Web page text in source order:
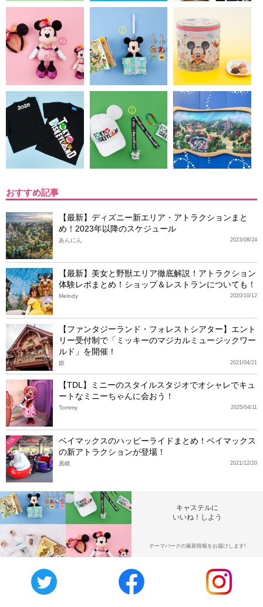
おすすめ記事
【最新】ディズニー新エリア・アトラクションまと
め！2023年以降のスケジュール
2023/08/24
あんにん
【最新】美女と野獣エリア徹底解説！アトラクション
体験レポまとめ！ショップ＆レストランについても！
2020/10/12
Melody
【ファンタジーランド・フォレストシアター】エント
リー受付制で「ミッキーのマジカルミュージックワー
ルド」を開催！
2021/04/21
姫
【TDL】ミニーのスタイルスタジオでオシャレでキュ
ートなミニーちゃんに会おう！
2025/04/11
Tommy
TDL
ベイマックスのハッピーライドまとめ！ベイマックス
の新アトラクションが登場！
2021/12/20
真岐
キャステルに
いいね！しよう
テーマパークの最新情報をお届けします!